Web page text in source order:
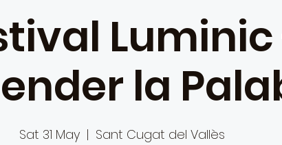
la
Sat 31 May
  |
Sant Cugat del Vallès